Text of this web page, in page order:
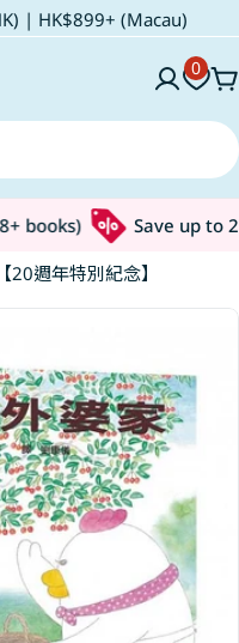
| HK$899+ (Macau)
0
books)
Save up to
20週年特別紀念】